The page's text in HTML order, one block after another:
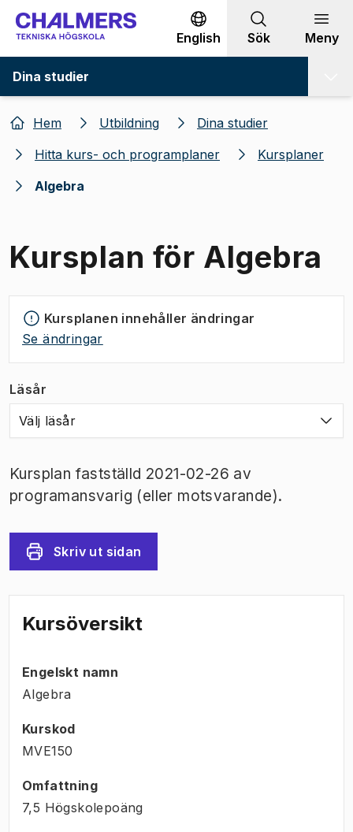
Gå till innehållet
English Sök Meny
Dina studier
Hem Utbildning
Dina studier
Hitta kurs- och programplaner
Kursplaner
Algebra
Kursplan för Algebra
Kursplanen innehåller ändringar
Se ändringar
Läsår
Välj läsår
Kursplan fastställd 2021-02-26 av
programansvarig (eller motsvarande).
Skriv ut sidan
Kursöversikt
Engelskt namn
Algebra
Kurskod
MVE150
Omfattning
7,5 Högskolepoäng